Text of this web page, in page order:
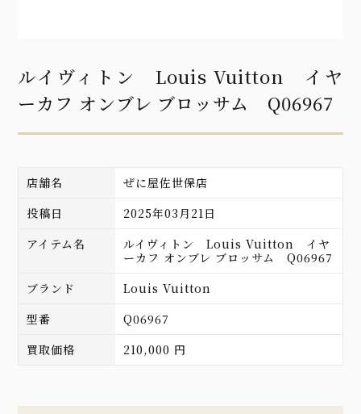
ルイヴィトン Louis Vuitton イヤ
ーカフ オンブレ ブロッサム Q06967
店舗名
ぜに屋佐世保店
投稿日
2025年03月21日
アイテム名
ルイヴィトン Louis Vuitton イヤ
ーカフ オンブレ ブロッサム Q06967
ブランド
Louis Vuitton
型番
Q06967
買取価格
210,000 円